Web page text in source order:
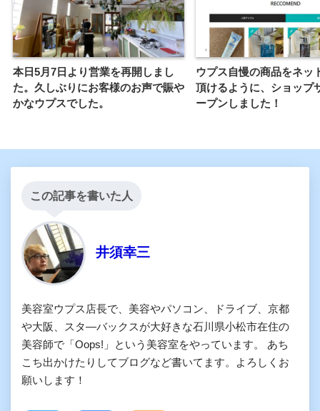
本日5月7日より営業を再開しまし
た。久しぶりにお客様のお声で賑や
かなウプスでした。
ウプス自慢の商品をネッ
頂けるように、ショップ
ープンしました！
この記事を書いた人
井須幸三
美容室ウプス店長で、美容やパソコン、ドライブ、京都
や大阪、スタ―バックスが大好きな石川県小松市在住の
美容師で「Oops!」という美容室をやっています。 あち
こち出かけたりしてブログなど書いてます。よろしくお
願いします！